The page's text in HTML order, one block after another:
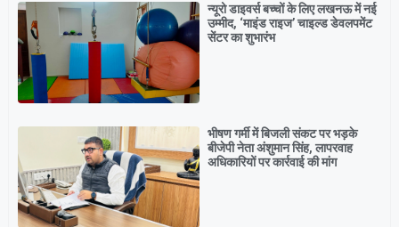
न्यूरो डाइवर्स बच्चों के लिए लखनऊ में नई
उम्मीद, ‘माइंड राइज’ चाइल्ड डेवलपमेंट
सेंटर का शुभारंभ
भीषण गर्मी में बिजली संकट पर भड़के
बीजेपी नेता अंशुमान सिंह, लापरवाह
अधिकारियों पर कार्रवाई की मांग